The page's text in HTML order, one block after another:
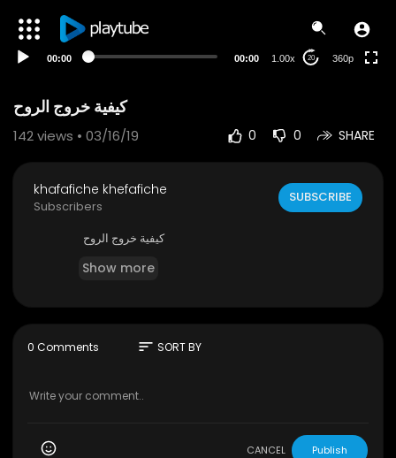
00:00 00:00 1.00x 20 360p
كيفية خروج الروح
142views • 03/16/19 0 0 SHARE
khafafiche khefafiche
Subscribers
SUBSCRIBE
كيفية خروج الروح
Show more
0 Comments sort SORT BY
CANCEL Publish